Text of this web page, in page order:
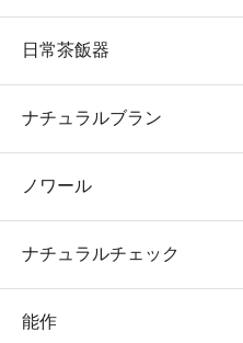
日常茶飯器
ナチュラルブラン
ノワール
ナチュラルチェック
能作